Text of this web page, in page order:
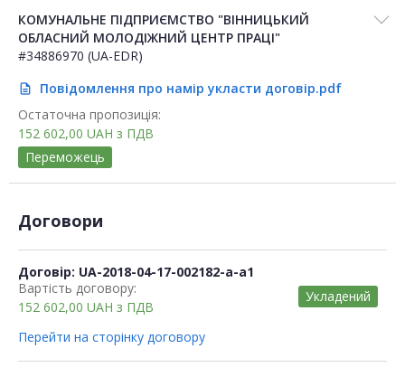
КОМУНАЛЬНЕ ПІДПРИЄМСТВО "ВІННИЦЬКИЙ
ОБЛАСНИЙ МОЛОДІЖНИЙ ЦЕНТР ПРАЦІ"
#34886970 (UA-EDR)
description
Повідомлення про намір укласти договір.pdf
Остаточна пропозиція:
152 602,00 UAH з ПДВ
Переможець
Договори
Договір: UA-2018-04-17-002182-a-a1
Вартість договору:
152 602,00 UAH з ПДВ
Укладений
Перейти на сторінку договору